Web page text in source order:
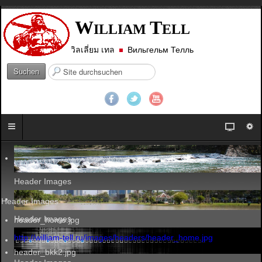
WILLIAM TELL
วิลเลี่ยม เทล Вильгельм Телль
Suchen
S
e
.
.
.
Header Images
Header Images
Header Images
header_home.jpg
http://william-tell.ru/images/headers/header_home.jpg
header_bkk2.jpg